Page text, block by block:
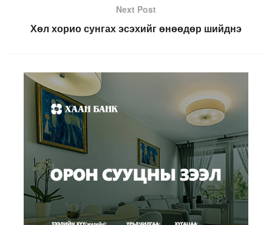
Next Post
Хөл хорио сунгах эсэхийг өнөөдөр шийднэ